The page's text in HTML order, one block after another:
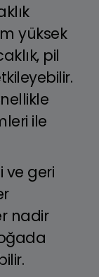
yüksek
pil
ile
ve geri
nadir